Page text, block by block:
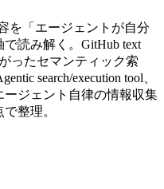
を「エージェントが自分
読み解く。GitHub text
ったセマンティック索
search/execution tool、
ージェント自律の情報収集
整理。